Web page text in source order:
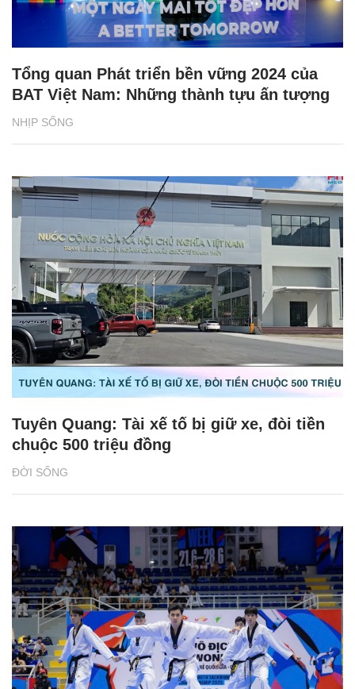
NHỊP SỐNG
Tổng quan Phát triển bền vững 2024 của
BAT Việt Nam: Những thành tựu ấn tượng
ĐỜI SỐNG
Tuyên Quang: Tài xế tố bị giữ xe, đòi tiền
chuộc 500 triệu đồng